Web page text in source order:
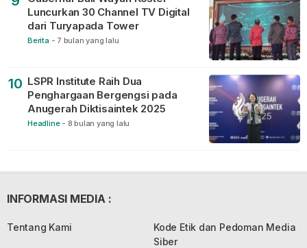
Luncurkan 30 Channel TV Digital
dari Turyapada Tower
Berita - 7 bulan yang lalu
10 LSPR Institute Raih Dua
Penghargaan Bergengsi pada
Anugerah Diktisaintek 2025
Headline - 8 bulan yang lalu
INFORMASI MEDIA :
Tentang Kami
Kode Etik dan Pedoman Media
Siber